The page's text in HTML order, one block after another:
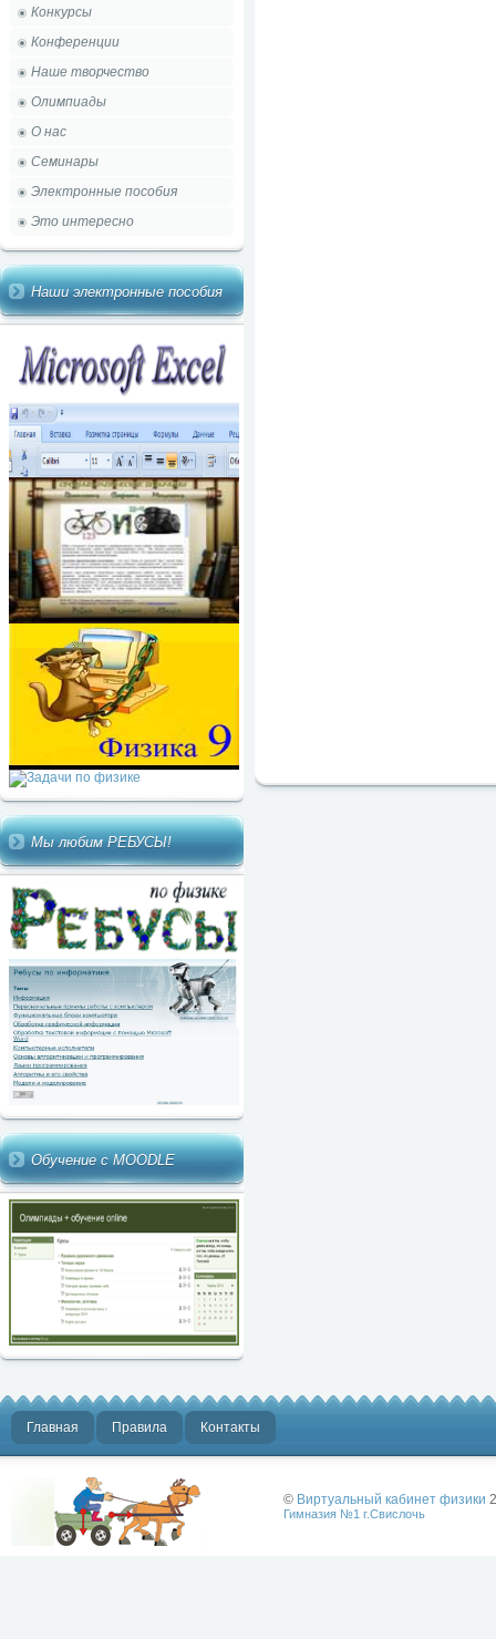
Конкурсы
Конференции
Наше творчество
Олимпиады
О нас
Семинары
Электронные пособия
Это интересно
Наши электронные пособия
Мы любим РЕБУСЫ!
Обучение с MOODLE
Главная Правила Контакты
© Виртуальный кабинет физики
Гимназия №1 г.Свислочь